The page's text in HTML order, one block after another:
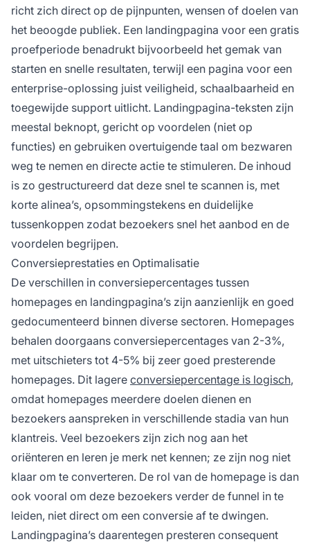
richt zich direct op de pijnpunten, wensen of doelen van
het beoogde publiek. Een landingpagina voor een gratis
proefperiode benadrukt bijvoorbeeld het gemak van
starten en snelle resultaten, terwijl een pagina voor een
enterprise-oplossing juist veiligheid, schaalbaarheid en
toegewijde support uitlicht. Landingpagina-teksten zijn
meestal beknopt, gericht op voordelen (niet op
functies) en gebruiken overtuigende taal om bezwaren
weg te nemen en directe actie te stimuleren. De inhoud
is zo gestructureerd dat deze snel te scannen is, met
korte alinea’s, opsommingstekens en duidelijke
tussenkoppen zodat bezoekers snel het aanbod en de
voordelen begrijpen.
Conversieprestaties en Optimalisatie
De verschillen in conversiepercentages tussen
homepages en landingpagina’s zijn aanzienlijk en goed
gedocumenteerd binnen diverse sectoren. Homepages
behalen doorgaans conversiepercentages van 2-3%,
met uitschieters tot 4-5% bij zeer goed presterende
homepages. Dit lagere conversiepercentage is logisch,
omdat homepages meerdere doelen dienen en
bezoekers aanspreken in verschillende stadia van hun
klantreis. Veel bezoekers zijn zich nog aan het
oriënteren en leren je merk net kennen; ze zijn nog niet
klaar om te converteren. De rol van de homepage is dan
ook vooral om deze bezoekers verder de funnel in te
leiden, niet direct om een conversie af te dwingen.
Landingpagina’s daarentegen presteren consequent